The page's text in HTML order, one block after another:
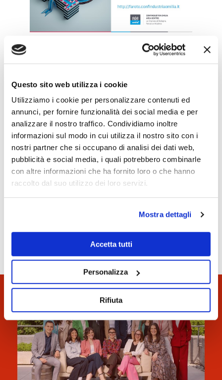
Questo sito web utilizza i cookie
Utilizziamo i cookie per personalizzare contenuti ed
annunci, per fornire funzionalità dei social media e per
analizzare il nostro traffico. Condividiamo inoltre
informazioni sul modo in cui utilizza il nostro sito con i
nostri partner che si occupano di analisi dei dati web,
pubblicità e social media, i quali potrebbero combinarle
con altre informazioni che ha fornito loro o che hanno
raccolto dal suo utilizzo dei loro servizi.
Mostra dettagli
Accetta tutti
Personalizza
Rifiuta
admin